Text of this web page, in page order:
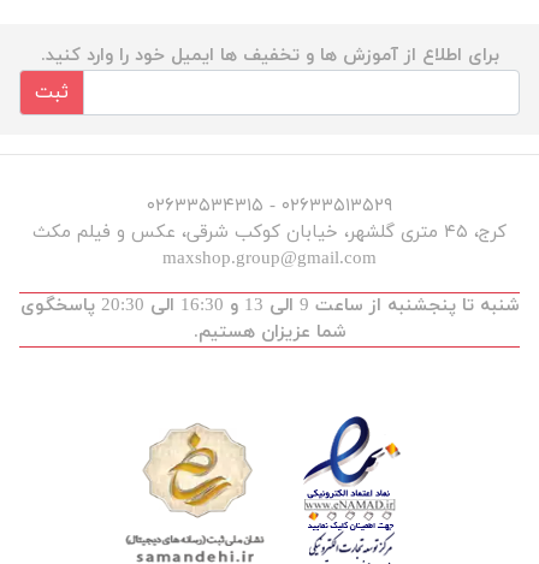
برای اطلاع از آموزش ها و تخفیف ها ایمیل خود را وارد کنید.
ثبت
۰۲۶۳۳۵۱۳۵۲۹ - ۰۲۶۳۳۵۳۴۳۱۵
کرج، ۴۵ متری گلشهر، خیابان کوکب شرقی، عکس و فیلم مکث
maxshop.group@gmail.com
شنبه تا پنجشنبه از ساعت 9 الی 13 و 16:30 الی 20:30 پاسخگوی
شما عزیزان هستیم.